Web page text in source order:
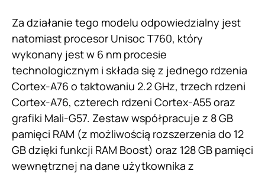
Za działanie tego modelu odpowiedzialny jest
natomiast procesor Unisoc T760, który
wykonany jest w 6 nm procesie
technologicznym i składa się z jednego rdzenia
Cortex-A76 o taktowaniu 2.2 GHz, trzech rdzeni
Cortex-A76, czterech rdzeni Cortex-A55 oraz
grafiki Mali-G57. Zestaw współpracuje z 8 GB
pamięci RAM (z możliwością rozszerzenia do 12
GB dzięki funkcji RAM Boost) oraz 128 GB pamięci
wewnętrznej na dane użytkownika z